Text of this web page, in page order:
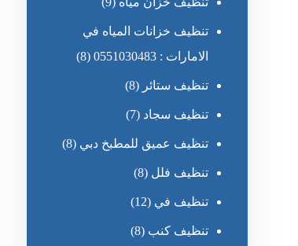
تنظيف خزانات المياه في
الامارات : 0551030483
(8)
تنظيف ستائر (8)
تنظيف سجاد (7)
تنظيف عميق للمطبخ دبي (8)
تنظيف فلل (8)
تنظيف في (12)
تنظيف كنب (8)